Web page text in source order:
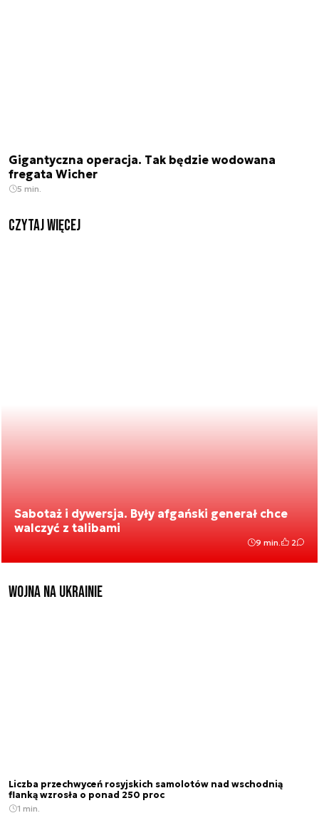
Gigantyczna operacja. Tak będzie wodowana
fregata Wicher
5 min.
czytaj więcej
Sabotaż i dywersja. Były afgański generał chce
walczyć z talibami
9 min. 2
Wojna na Ukrainie
Liczba przechwyceń rosyjskich samolotów nad wschodnią
flanką wzrosła o ponad 250 proc
1 min.